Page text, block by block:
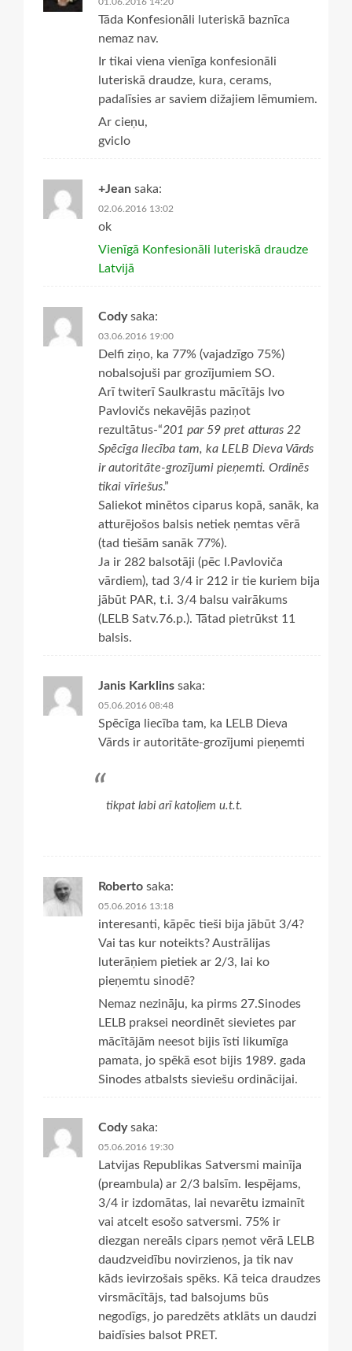
Tāda Konfesionāli luteriskā baznīca
nemaz nav.
Ir tikai viena vienīga konfesionāli
luteriskā draudze, kura, cerams,
padalīsies ar saviem dižajiem lēmumiem.
Ar cieņu,
gviclo
+Jean saka:
02.06.2016 13:02
ok
Vienīgā Konfesionāli luteriskā draudze
Latvijā
Cody saka:
03.06.2016 19:00
Delfi ziņo, ka 77% (vajadzīgo 75%)
nobalsojuši par grozījumiem SO.
Arī twiterī Saulkrastu mācītājs Ivo
Pavlovičs nekavējās paziņot
rezultātus-“201 par 59 pret atturas 22
Spēcīga liecība tam, ka LELB Dieva Vārds
ir autoritāte-grozījumi pieņemti. Ordinēs
tikai vīriešus.”
Saliekot minētos ciparus kopā, sanāk, ka
atturējošos balsis netiek ņemtas vērā
(tad tiešām sanāk 77%).
Ja ir 282 balsotāji (pēc I.Pavloviča
vārdiem), tad 3/4 ir 212 ir tie kuriem bija
jābūt PAR, t.i. 3/4 balsu vairākums
(LELB Satv.76.p.). Tātad pietrūkst 11
balsis.
Janis Karklins saka:
05.06.2016 08:48
Spēcīga liecība tam, ka LELB Dieva
Vārds ir autoritāte-grozījumi pieņemti
tikpat labi arī katoļiem u.t.t.
Roberto saka:
05.06.2016 13:18
interesanti, kāpēc tieši bija jābūt 3/4?
Vai tas kur noteikts? Austrālijas
luterāņiem pietiek ar 2/3, lai ko
pieņemtu sinodē?
Nemaz nezināju, ka pirms 27.Sinodes
LELB praksei neordinēt sievietes par
mācītājām neesot bijis īsti likumīga
pamata, jo spēkā esot bijis 1989. gada
Sinodes atbalsts sieviešu ordinācijai.
Cody saka:
05.06.2016 19:30
Latvijas Republikas Satversmi mainīja
(preambula) ar 2/3 balsīm. Iespējams,
3/4 ir izdomātas, lai nevarētu izmainīt
vai atcelt esošo satversmi. 75% ir
diezgan nereāls cipars ņemot vērā LELB
daudzveidību novirzienos, ja tik nav
kāds ievirzošais spēks. Kā teica draudzes
virsmācītājs, tad balsojums būs
negodīgs, jo paredzēts atklāts un daudzi
baidīsies balsot PRET.